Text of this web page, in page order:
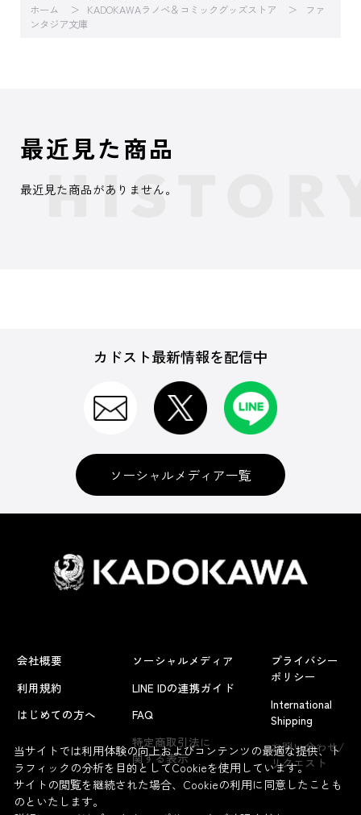
ホーム
KADOKAWAラノベ＆コミックグッズストア
ファ
ンタジア文庫
よくあるお問い合わせ
最近見た商品
最近見た商品がありません。
カドスト最新情報を配信中
ソーシャルメディア一覧
会社概要
利用規約
はじめての方へ
ソーシャルメディア
LINE IDの連携ガイド
FAQ
特定商取引法に
関する表示
プライバシー
ポリシー
International
Shipping
お問い合わせ/
リクエスト
当サイトでは利用体験の向上およびコンテンツの最適な提供、ト
ラフィックの分析を目的としてCookieを使用しています。
サイトの閲覧を継続された場合、Cookieの利用に同意したことも
のといたします。